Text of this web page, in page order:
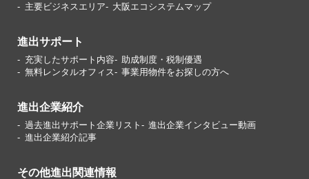
主要ビジネスエリア 大阪エコシステムマップ
進出サポート
充実したサポート内容
助成制度・税制優遇
無料レンタルオフィス
事業用物件をお探しの方へ
進出企業紹介
過去進出サポート企業リスト
進出企業インタビュー動画
進出企業紹介記事
その他進出関連情報